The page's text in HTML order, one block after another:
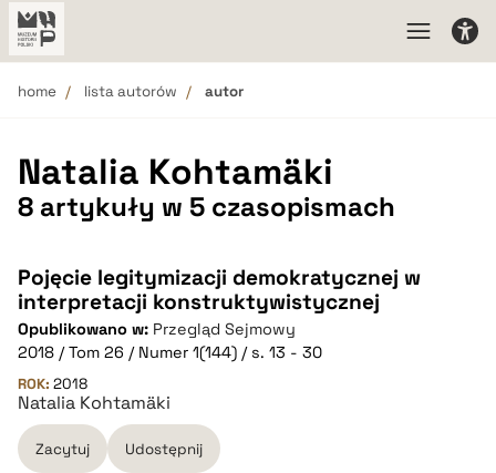
home lista autorów autor
Natalia Kohtamäki
8 artykuły w 5 czasopismach
Pojęcie legitymizacji demokratycznej w
interpretacji konstruktywistycznej
Opublikowano w: Przegląd Sejmowy
2018 / Tom 26 / Numer 1(144) / s. 13 - 30
ROK: 2018
Natalia Kohtamäki
Zacytuj Udostępnij